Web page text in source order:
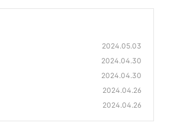
2024.05.03
2024.04.30
2024.04.30
2024.04.26
2024.04.26